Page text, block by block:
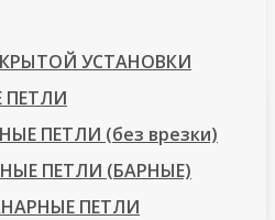
УСТАНОВКИ
ПЕТЛИ
ПЕТЛИ (без врезки)
ПЕТЛИ (БАРНЫЕ)
ПЕТЛИ